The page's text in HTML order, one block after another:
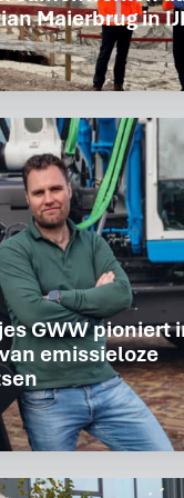
Maierbrug in
GWW pioniert
emissieloze